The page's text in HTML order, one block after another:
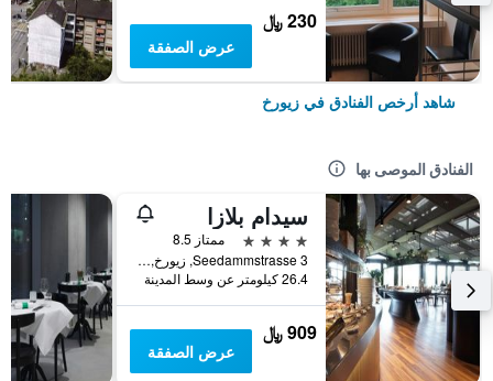
230 ﷼
عرض الصفقة
شاهد أرخص الفنادق في زيورخ
الفنادق الموصى بها
سيدام بلازا
4 نجوم
ممتاز 8.5
Seedammstrasse 3, زيورخ, كانتون زيورخ, سويسرا
26.4 كيلومتر عن وسط المدينة
909 ﷼
عرض الصفقة